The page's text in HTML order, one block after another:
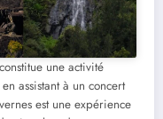
une activité
assistant à un concert
est une expérience